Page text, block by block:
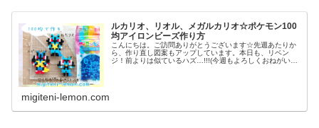
ルカリオ、リオル、メガルカリオ☆ポケモン100
均アイロンビーズ作り方
こんにちは。ご訪問ありがとうございます☆先週あたりか
ら、作り直し図案もアップしています。本日も、リベン
ジ！前よりは似ているハズ…!!!(今週もよろしくおねがいし
migiteni-lemon.com